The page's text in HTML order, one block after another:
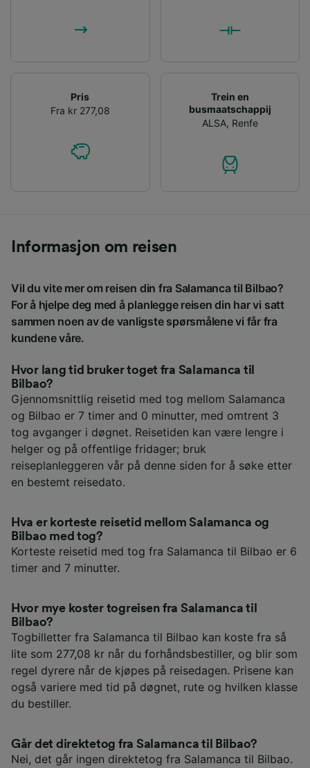
Pris
Fra kr 277,08
Trein en
busmaatschappij
ALSA, Renfe
Informasjon om reisen
Vil du vite mer om reisen din fra Salamanca til Bilbao?
For å hjelpe deg med å planlegge reisen din har vi satt
sammen noen av de vanligste spørsmålene vi får fra
kundene våre.
Hvor lang tid bruker toget fra Salamanca til
Bilbao?
Gjennomsnittlig reisetid med tog mellom Salamanca
og Bilbao er 7 timer and 0 minutter, med omtrent 3
tog avganger i døgnet. Reisetiden kan være lengre i
helger og på offentlige fridager; bruk
reiseplanleggeren vår på denne siden for å søke etter
en bestemt reisedato.
Hva er korteste reisetid mellom Salamanca og
Bilbao med tog?
Korteste reisetid med tog fra Salamanca til Bilbao er 6
timer and 7 minutter.
Hvor mye koster togreisen fra Salamanca til
Bilbao?
Togbilletter fra Salamanca til Bilbao kan koste fra så
lite som 277,08 kr når du forhåndsbestiller, og blir som
regel dyrere når de kjøpes på reisedagen. Prisene kan
også variere med tid på døgnet, rute og hvilken klasse
du bestiller.
Går det direktetog fra Salamanca til Bilbao?
Nei, det går ingen direktetog fra Salamanca til Bilbao.